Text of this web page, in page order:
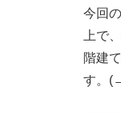
今回
上で
階建
す。